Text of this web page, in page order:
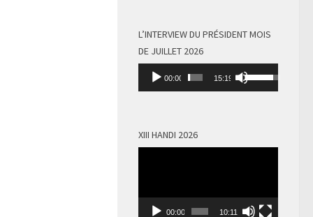
L’INTERVIEW DU PRÉSIDENT MOIS
DE JUILLET 2026
Lecteur
00:00 15:19
Utilisez
les
le
XIII HANDI 2026
00:00 10:11